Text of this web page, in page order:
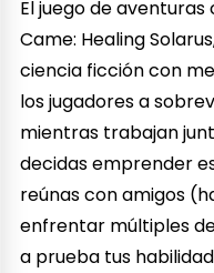
El juego de
Came: Healing
ciencia ficción con
los jugadores a
mientras trabajan
decidas emprender
reúnas con amigos
enfrentar múltiples
a prueba tus